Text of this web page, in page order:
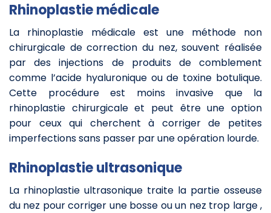
Rhinoplastie médicale
La rhinoplastie médicale est une méthode non
chirurgicale de correction du nez, souvent réalisée
par des injections de produits de comblement
comme l’acide hyaluronique ou de toxine botulique.
Cette procédure est moins invasive que la
rhinoplastie chirurgicale et peut être une option
pour ceux qui cherchent à corriger de petites
imperfections sans passer par une opération lourde.
Rhinoplastie ultrasonique
La rhinoplastie ultrasonique traite la partie osseuse
du nez pour corriger une bosse ou un nez trop large ,